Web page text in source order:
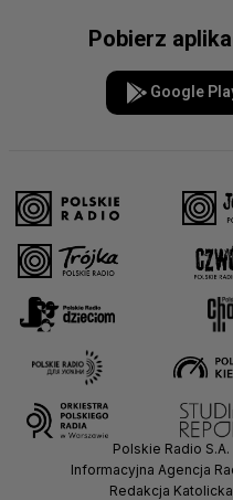
Pobierz
Google
Polskie Radio S.A.
Informacyjna Agencja
Redakcja Katolicka